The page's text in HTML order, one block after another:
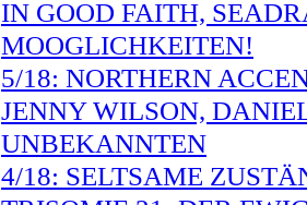
IN GOOD FAITH,
MOOGLICHKEITEN!
5/18: NORTHERN
JENNY WILSON,
UNBEKANNTEN
4/18: SELTSAME